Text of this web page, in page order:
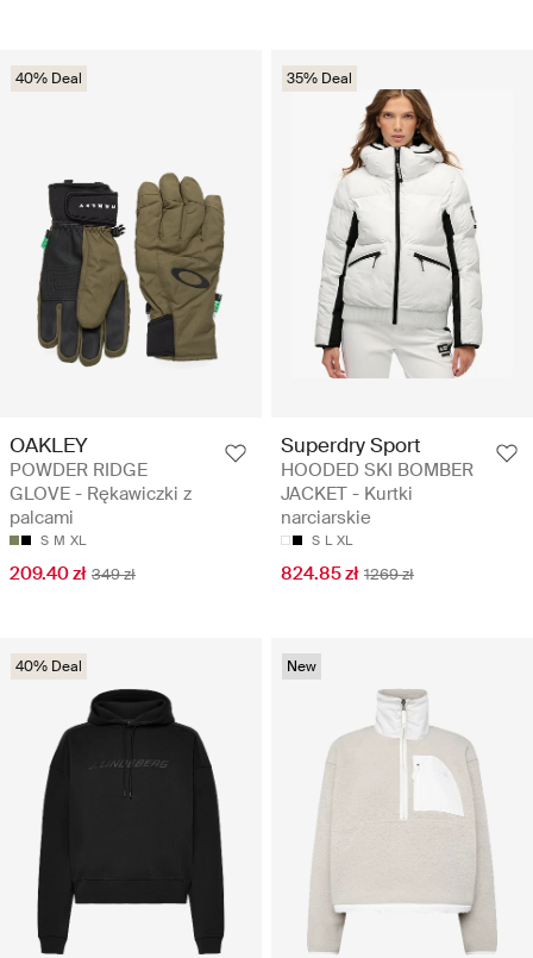
40% Deal
OAKLEY
POWDER RIDGE
GLOVE - Rękawiczki z
palcami
S M XL
209.40 zł 349 zł
35% Deal
Superdry Sport
HOODED SKI BOMBER
JACKET - Kurtki
narciarskie
S L XL
824.85 zł 1269 zł
40% Deal New